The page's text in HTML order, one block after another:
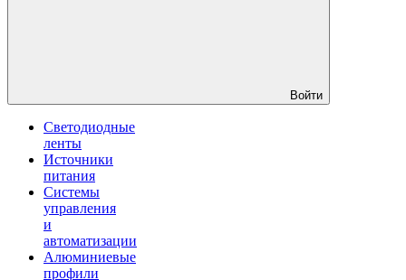
Войти
Светодиодные
ленты
Источники
питания
Системы
управления
и
автоматизации
Алюминиевые
профили